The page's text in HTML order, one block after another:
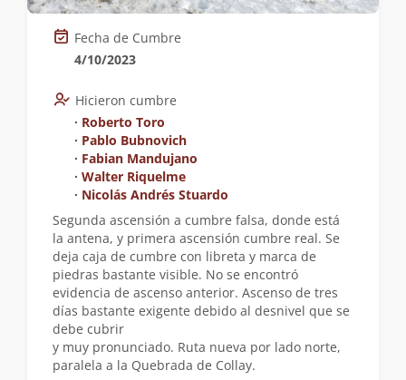
Fecha de Cumbre
4/10/2023
Hicieron cumbre
∙ Roberto Toro
∙ Pablo Bubnovich
∙ Fabian Mandujano
∙ Walter Riquelme
∙ Nicolás Andrés Stuardo
Segunda ascensión a cumbre falsa, donde está
la antena, y primera ascensión cumbre real. Se
deja caja de cumbre con libreta y marca de
piedras bastante visible. No se encontró
evidencia de ascenso anterior. Ascenso de tres
días bastante exigente debido al desnivel que se
debe cubrir
y muy pronunciado. Ruta nueva por lado norte,
paralela a la Quebrada de Collay.